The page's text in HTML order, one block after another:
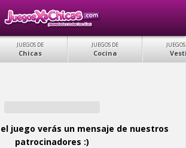
JUEGOS DE
Chicas
JUEGOS DE
Cocina
juego verás un mensaje de nuestros
patrocinadores :)